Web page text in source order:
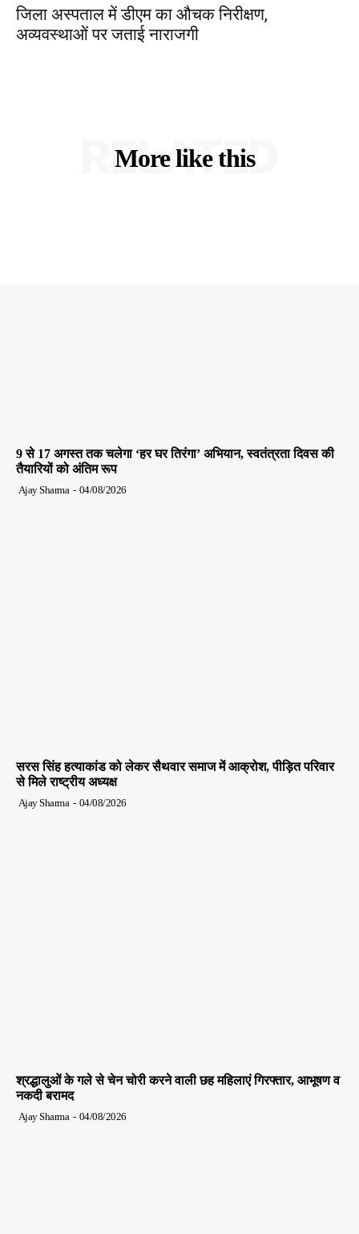
जिला अस्पताल में डीएम का औचक निरीक्षण,
अव्यवस्थाओं पर जताई नाराजगी
More like this
RELATED
9 से 17 अगस्त तक चलेगा ‘हर घर तिरंगा’ अभियान, स्वतंत्रता दिवस की
तैयारियों को अंतिम रूप
Ajay Sharma - 04/08/2026
सरस सिंह हत्याकांड को लेकर सैथवार समाज में आक्रोश, पीड़ित परिवार
से मिले राष्ट्रीय अध्यक्ष
Ajay Sharma - 04/08/2026
श्रद्धालुओं के गले से चेन चोरी करने वाली छह महिलाएं गिरफ्तार, आभूषण व
नकदी बरामद
Ajay Sharma - 04/08/2026